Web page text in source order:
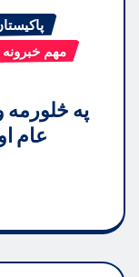
مهم خبرونه
په
عام